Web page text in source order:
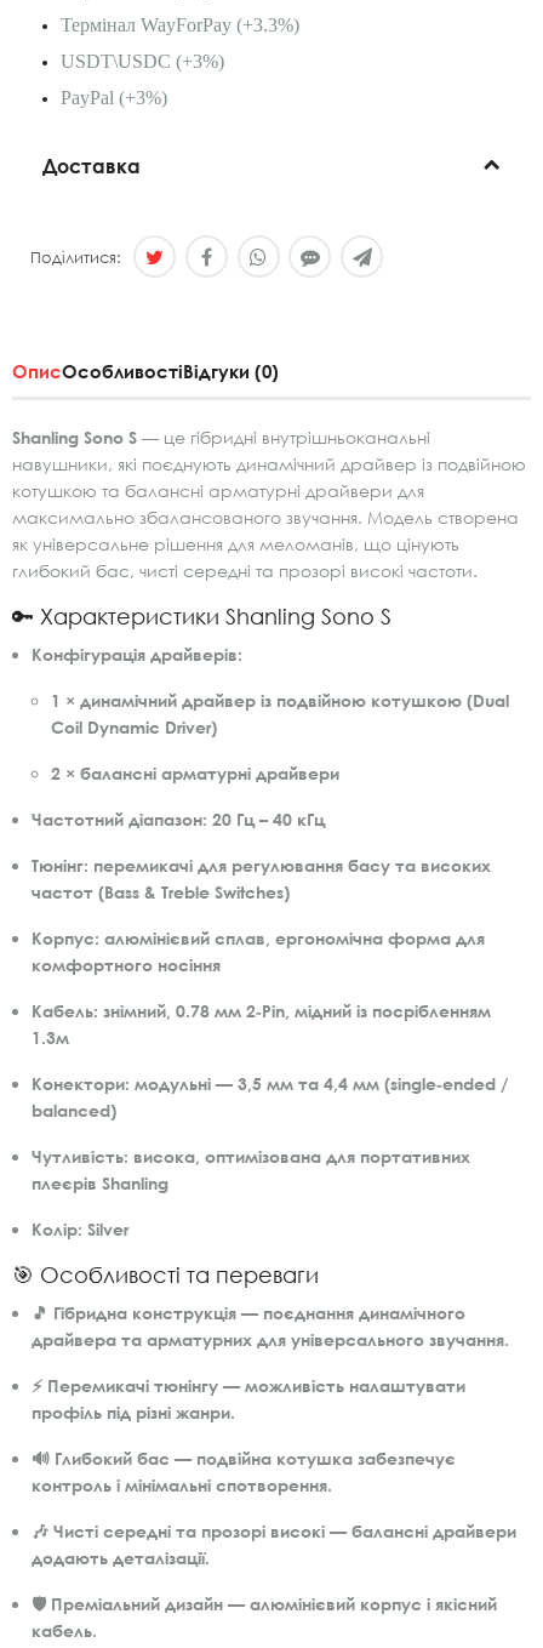
Термінал WayForPay (+3.3%)
USDT\USDC (+3%)
PayPal (+3%)
Доставка
Поділитися:
ОписОсобливостіВідгуки (0)
Shanling Sono S — це гібридні внутрішньоканальні
навушники, які поєднують динамічний драйвер із подвійною
котушкою та балансні арматурні драйвери для
максимально збалансованого звучання. Модель створена
як універсальне рішення для меломанів, що цінують
глибокий бас, чисті середні та прозорі високі частоти.
🔑 Характеристики Shanling Sono S
Конфігурація драйверів:
1 × динамічний драйвер із подвійною котушкою (Dual
Coil Dynamic Driver)
2 × балансні арматурні драйвери
Частотний діапазон: 20 Гц – 40 кГц
Тюнінг: перемикачі для регулювання басу та високих
частот (Bass & Treble Switches)
Корпус: алюмінієвий сплав, ергономічна форма для
комфортного носіння
Кабель: знімний, 0.78 мм 2‑Pin, мідний із посрібленням
1.3м
Конектори: модульні — 3,5 мм та 4,4 мм (single‑ended /
balanced)
Чутливість: висока, оптимізована для портативних
плеєрів Shanling
Колір: Silver
🎯 Особливості та переваги
🎵 Гібридна конструкція — поєднання динамічного
драйвера та арматурних для універсального звучання.
⚡ Перемикачі тюнінгу — можливість налаштувати
профіль під різні жанри.
🔊 Глибокий бас — подвійна котушка забезпечує
контроль і мінімальні спотворення.
🎶 Чисті середні та прозорі високі — балансні драйвери
додають деталізації.
🛡️ Преміальний дизайн — алюмінієвий корпус і якісний
кабель.